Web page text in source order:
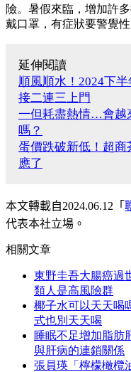
險。暑假來臨，增加許
戴口罩，有症狀要警覺
延伸閱讀
順風順水！2024下
接二連三上門
一但耗盡熱情…會越
嗎？
蛋價跌破新低！超商
應了
本文轉載自2024.06.12 「
代表本社立場。
相關文章
東野圭吾大腸癌過
類人是高風險群
椰子水可以天天喝
式也別天天喝
睡眠不足增加脂肪
與肝病的連鎖關係
張員瑛「檸檬橄欖